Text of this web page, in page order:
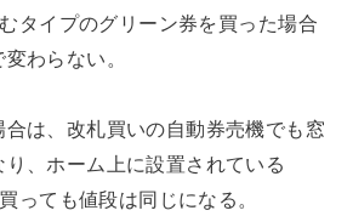
タイプのグリーン券を買った場合
わらない。
は、改札買いの自動券売機でも窓
、ホーム上に設置されている
っても値段は同じになる。